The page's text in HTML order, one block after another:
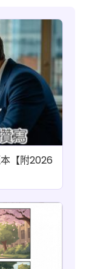
【附2026